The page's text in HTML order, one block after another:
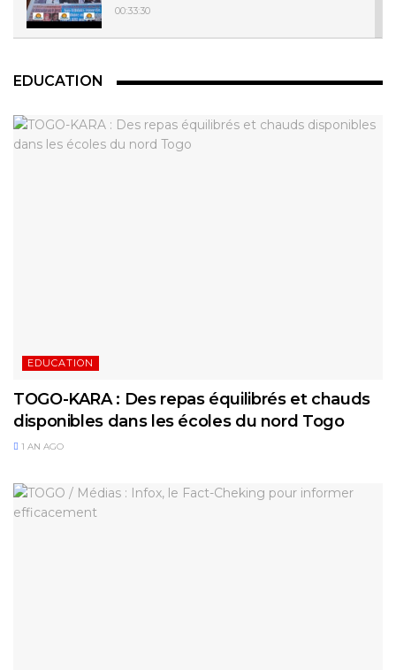
00:33:30
00:38:41
Radio RCJ COIN DU DP 16 Déc 2016
EDUCATION
EDUCATION
TOGO-KARA : Des repas équilibrés et chauds
disponibles dans les écoles du nord Togo
1 AN AGO